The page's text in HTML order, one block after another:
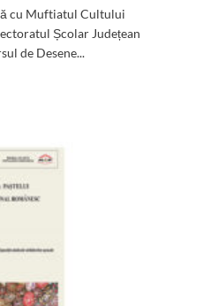
cu Muftiatul Cultului
Școlar Județean
de Desene...